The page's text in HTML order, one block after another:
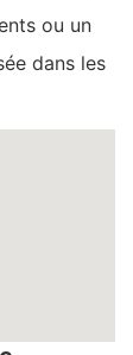
ou un
dans les